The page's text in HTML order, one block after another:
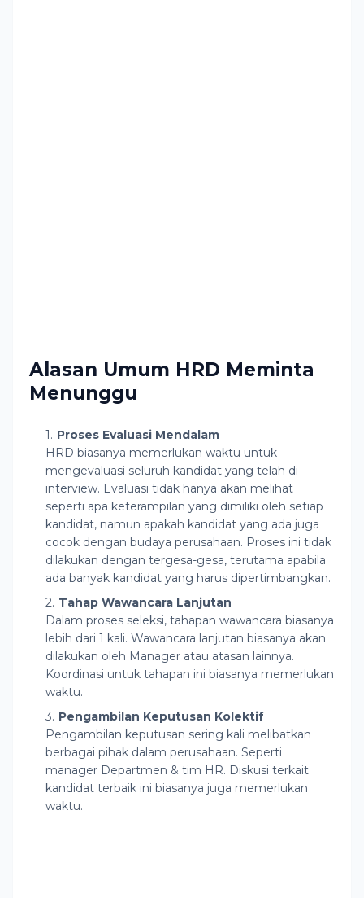
Alasan Umum HRD Meminta
Menunggu
Proses Evaluasi Mendalam
HRD biasanya memerlukan waktu untuk
mengevaluasi seluruh kandidat yang telah di
interview. Evaluasi tidak hanya akan melihat
seperti apa keterampilan yang dimiliki oleh setiap
kandidat, namun apakah kandidat yang ada juga
cocok dengan budaya perusahaan. Proses ini tidak
dilakukan dengan tergesa-gesa, terutama apabila
ada banyak kandidat yang harus dipertimbangkan.
Tahap Wawancara Lanjutan
Dalam proses seleksi, tahapan wawancara biasanya
lebih dari 1 kali. Wawancara lanjutan biasanya akan
dilakukan oleh Manager atau atasan lainnya.
Koordinasi untuk tahapan ini biasanya memerlukan
waktu.
Pengambilan Keputusan Kolektif
Pengambilan keputusan sering kali melibatkan
berbagai pihak dalam perusahaan. Seperti
manager Departmen & tim HR. Diskusi terkait
kandidat terbaik ini biasanya juga memerlukan
waktu.